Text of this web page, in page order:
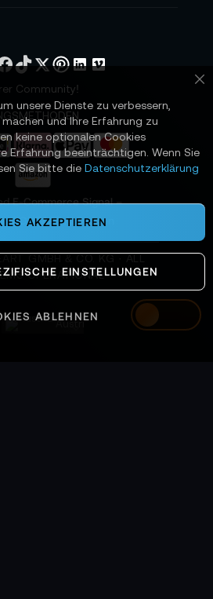
Austria
Community!
E-Commerce Signal –
TONEART AI Division
OPERATIONAL
unsere Dienste zu verbessern,
und Ihre Erfahrung zu
keine optionalen Cookies
Erfahrung beeinträchtigen. Wenn Sie
Sie bitte die Datenschutzerklärung
AKZEPTIEREN
EINSTELLUNGEN
ABLEHNEN